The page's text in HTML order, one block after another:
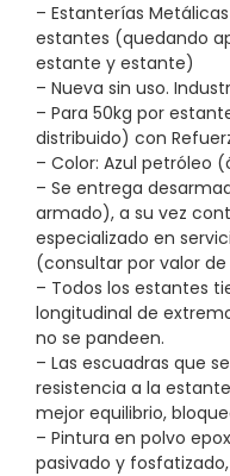
– Estanterías
estantes (quedando
estante y estante)
– Nueva sin uso.
– Para 50kg por
distribuido) con
– Color: Azul petróleo
– Se entrega
armado), a su vez
especializado en
(consultar por valor
– Todos los estantes
longitudinal de
no se pandeen.
– Las escuadras que
resistencia a la
mejor equilibrio,
– Pintura en polvo
pasivado y